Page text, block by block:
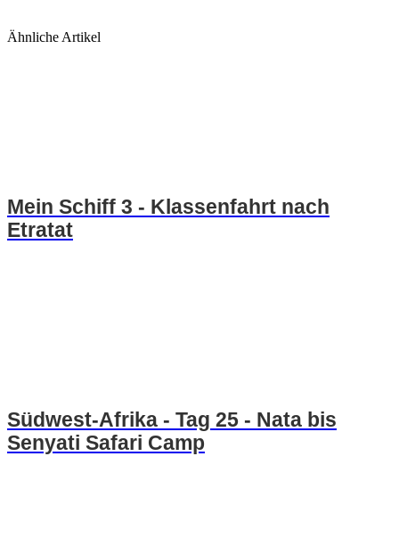
Ähnliche Artikel
Mein Schiff 3 - Klassenfahrt nach
Etratat
Südwest-Afrika - Tag 25 - Nata bis
Senyati Safari Camp